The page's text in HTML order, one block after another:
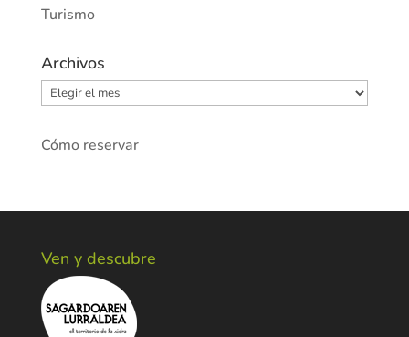
Turismo
Archivos
Archivos
Cómo reservar
Ven y descubre